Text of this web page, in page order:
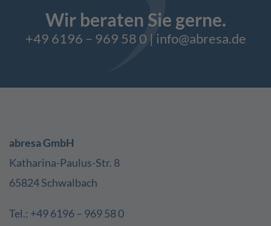
Wir beraten Sie gerne.
+49 6196 – 969 58 0 | info@abresa.de
abresa GmbH
Katharina-Paulus-Str. 8
65824 Schwalbach
Tel.: +49 6196 – 969 58 0